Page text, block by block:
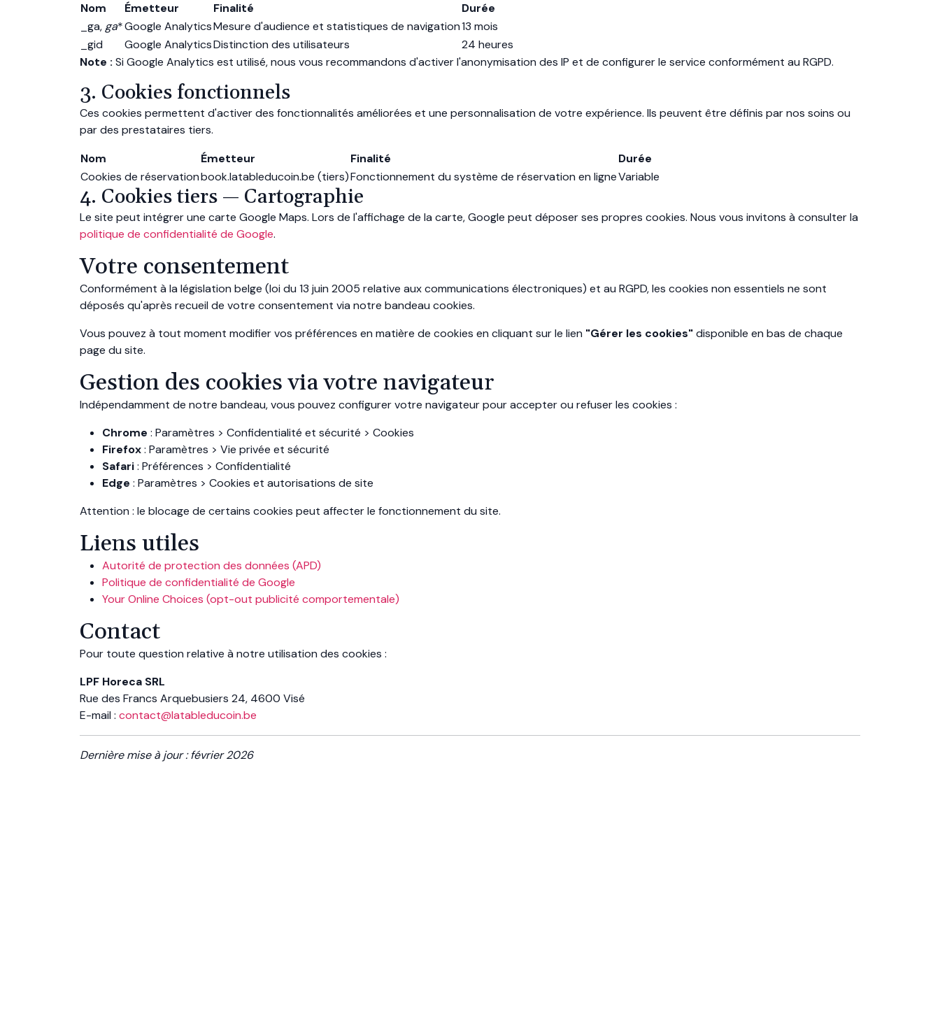
Nom
Émetteur Finalité
Durée
_ga, ga*Google AnalyticsMesure d'audience et statistiques de navigation13 mois
_gid
Google AnalyticsDistinction des utilisateurs
24 heures
Note : Si Google Analytics est utilisé, nous vous recommandons d'activer l'anonymisation des IP et de configurer le service conformément au RGPD.
3. Cookies fonctionnels
Ces cookies permettent d'activer des fonctionnalités améliorées et une personnalisation de votre expérience. Ils peuvent être définis par nos soins ou
par des prestataires tiers.
Nom
Émetteur Finalité
Durée
Cookies de réservationbook.latableducoin.be (tiers)Fonctionnement du système de réservation en ligneVariable
4. Cookies tiers — Cartographie
Le site peut intégrer une carte Google Maps. Lors de l'affichage de la carte, Google peut déposer ses propres cookies. Nous vous invitons à consulter la
politique de confidentialité de Google.
Votre consentement
Conformément à la législation belge (loi du 13 juin 2005 relative aux communications électroniques) et au RGPD, les cookies non essentiels ne sont
déposés qu'après recueil de votre consentement via notre bandeau cookies.
Vous pouvez à tout moment modifier vos préférences en matière de cookies en cliquant sur le lien "Gérer les cookies"disponible en bas de chaque
page du site.
Gestion des cookies via votre navigateur
Indépendamment de notre bandeau, vous pouvez configurer votre navigateur pour accepter ou refuser les cookies :
Chrome : Paramètres > Confidentialité et sécurité > Cookies
Firefox: Paramètres > Vie privée et sécurité
Safari: Préférences > Confidentialité
Edge : Paramètres > Cookies et autorisations de site
Attention : le blocage de certains cookies peut affecter le fonctionnement du site.
Liens utiles
Autorité de protection des données (APD)
Politique de confidentialité de Google
Your Online Choices (opt-out publicité comportementale)
Contact
Pour toute question relative à notre utilisation des cookies :
LPF Horeca SRL
Rue des Francs Arquebusiers 24, 4600 Visé
E-mail : contact@latableducoin.be
Dernière mise à jour : février 2026